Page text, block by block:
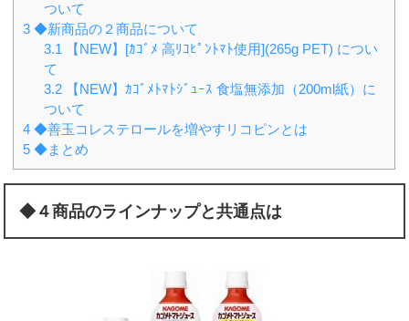
ついて
3 ◆新商品の２商品について
3.1 【NEW】[ｶｺﾞﾒ 高ﾘｺﾋﾟﾝﾄﾏﾄ使用](265g PET) につい
て
3.2 【NEW】ｶｺﾞﾒﾄﾏﾄｼﾞｭｰｽ 食塩無添加（200ml紙）に
ついて
4 ◆善玉コレステロールを増やすリコピンとは
5 ◆まとめ
◆４商品のラインナップと共通点は